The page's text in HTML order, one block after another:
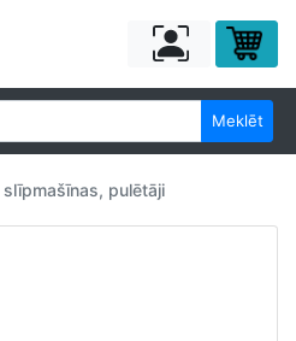
Meklēt
pulētāji